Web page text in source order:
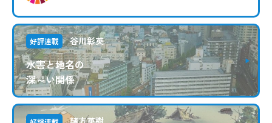
好評連載 谷川彰英
水害と地名の
深～い関係